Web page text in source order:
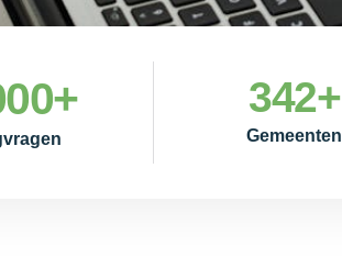
+
Gemeenten
342+